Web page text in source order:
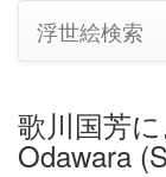
浮世絵検索
歌川国芳
Odawara